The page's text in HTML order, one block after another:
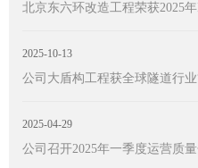
北京东六环改造工程荣获2025
2025-10-13
公司大盾构工程获全球隧道行
2025-04-29
公司召开2025年一季度运营质